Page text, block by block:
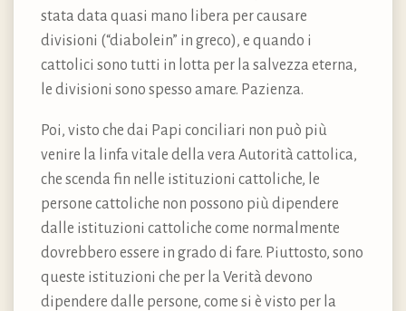
stata data quasi mano libera per causare
divisioni (“diabolein” in greco), e quando i
cattolici sono tutti in lotta per la salvezza eterna,
le divisioni sono spesso amare. Pazienza.
Poi, visto che dai Papi conciliari non può più
venire la linfa vitale della vera Autorità cattolica,
che scenda fin nelle istituzioni cattoliche, le
persone cattoliche non possono più dipendere
dalle istituzioni cattoliche come normalmente
dovrebbero essere in grado di fare. Piuttosto, sono
queste istituzioni che per la Verità devono
dipendere dalle persone, come si è visto per la